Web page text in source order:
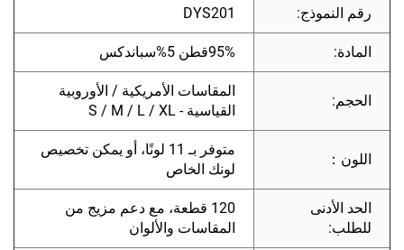
رقم النموذج: DYS201
المادة: 95%قطن 5%سباندكس
الحجم:
المقاسات الأمريكية / الأوروبية
القياسية - S / M / L / XL
اللون：
متوفر بـ 11 لونًا، أو يمكن تخصيص
لونك الخاص
الحد الأدنى
للطلب:
120 قطعة، مع دعم مزيج من
المقاسات والألوان